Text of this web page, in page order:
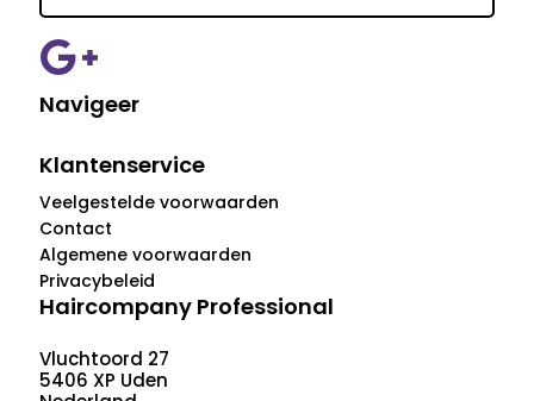
Navigeer
Klantenservice
Veelgestelde voorwaarden
Contact
Algemene voorwaarden
Privacybeleid
Haircompany Professional
Vluchtoord 27
5406 XP Uden